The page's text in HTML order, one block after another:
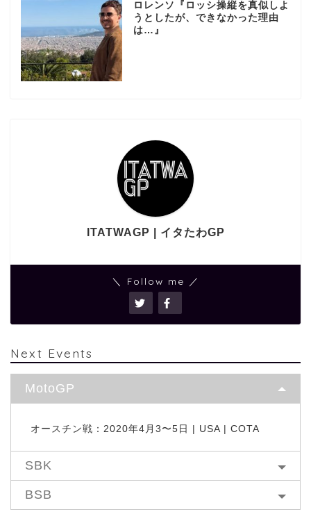
ロレンソ『ロッシ操縦を真似しよ
うとしたが、できなかった理由
は…』
ITATWAGP | イタたわGP
＼ Follow me ／
Next Events
MotoGP
オースチン戦：2020年4月3〜5日 | USA | COTA
SBK
BSB